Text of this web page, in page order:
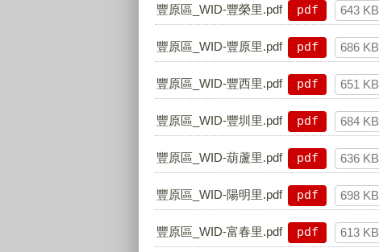
豐原區_WID-豐榮里.pdf pdf 643 KB
豐原區_WID-豐原里.pdf pdf 686 KB
豐原區_WID-豐西里.pdf pdf 651 KB
豐原區_WID-豐圳里.pdf pdf 684 KB
豐原區_WID-葫蘆里.pdf pdf 636 KB
豐原區_WID-陽明里.pdf pdf 698 KB
豐原區_WID-富春里.pdf pdf 613 KB